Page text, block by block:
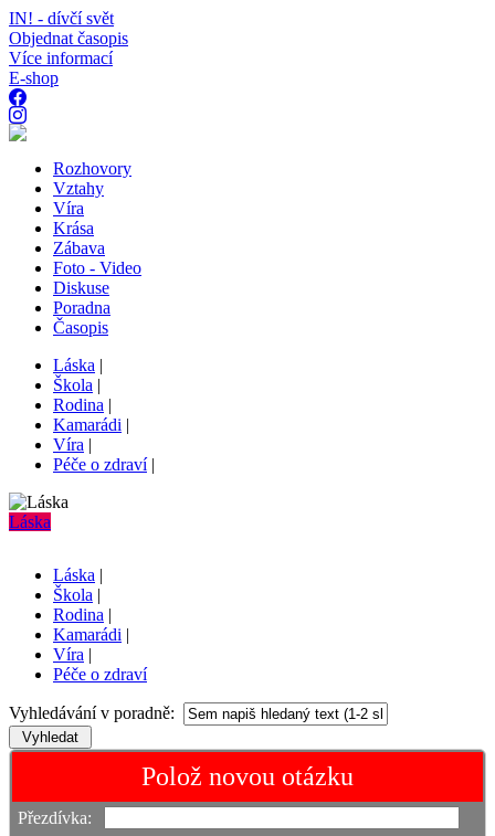
IN! - dívčí svět
Objednat časopis
Více informací
E-shop
Rozhovory
Vztahy
Víra
Krása
Zábava
Foto - Video
Diskuse
Poradna
Časopis
Láska |
Škola |
Rodina |
Kamarádi |
Víra |
Péče o zdraví|
Láska
Láska |
Škola |
Rodina |
Kamarádi |
Víra |
Péče o zdraví
Vyhledávání v poradně:
Polož novou otázku
Přezdívka: